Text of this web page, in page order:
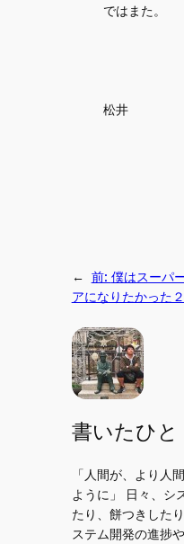
ではまた。
松井
← 前: 僕はスーパ
アになりたかった２
書いたひと
「人間が、より人
ように」 日々、シ
たり、餅つきした
ステム開発の進捗